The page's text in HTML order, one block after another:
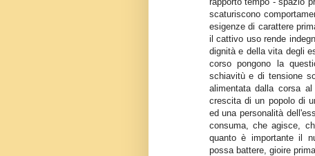
scaturiscono
esigenze di carattere
il cattivo uso rende
dignità e della vita degli
corso pongono la
schiavitù e di tensione
alimentata dalla corsa
crescita di un popolo di
ed una personalità
consuma, che agisce,
quanto è importante il
possa battere, gioire